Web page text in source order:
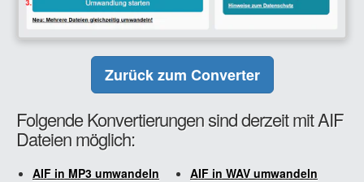
Zurück zum Converter
Folgende Konvertierungen sind derzeit mit AIF
Dateien möglich:
AIF in MP3 umwandeln
AIF in WAV umwandeln